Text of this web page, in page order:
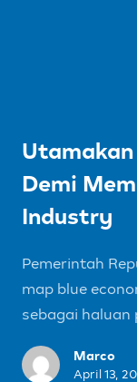
Demi
Industry
Pemerintah
map blue
sebagai haluan
Marco
April 13,